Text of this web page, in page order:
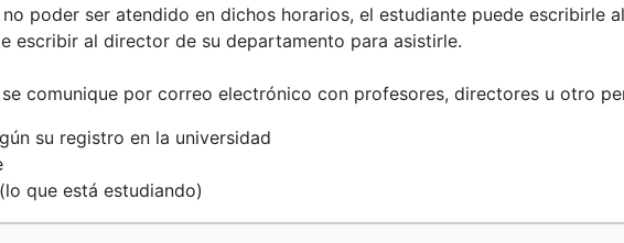
poder ser atendido en dichos horarios, el estudiante puede escribirle
escribir al director de su departamento para asistirle.
comunique por correo electrónico con profesores, directores u otro
su registro en la universidad
que está estudiando)